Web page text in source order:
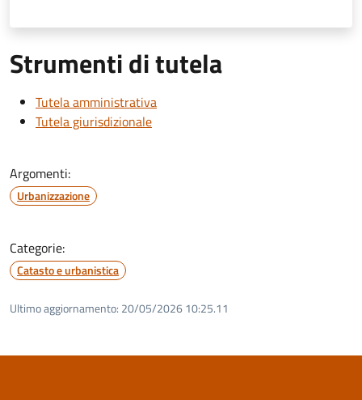
Strumenti di tutela
Tutela amministrativa
Tutela giurisdizionale
Argomenti:
Urbanizzazione
Categorie:
Catasto e urbanistica
Ultimo aggiornamento: 20/05/2026 10:25.11